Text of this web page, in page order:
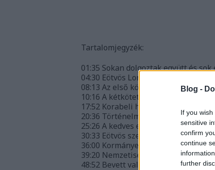
Blog -
If you
sensitive
confirm
continue
further
Tartalomjegyzék:
01:35 Sokan dolgoztak együtt és
04:30 Eötvös Loránd édesapja
08:13 Az első kötet személyesebb
10:16 A kétkötetes mű 2500 levele
17:52 Korabeli hírlap is lehet forrás
20:36 Történelmi kontextusban a
25:26 A kedves ember felé
30:33 Eötvös személye a hivatali
36:00 Kormányellenes mozgalmak
39:20 Nemzetiségi konfliktusok
48:52 Bevett vallások